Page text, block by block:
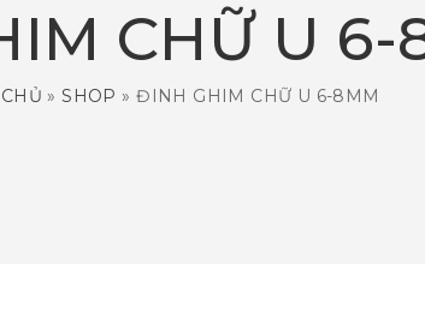
CHỮ U
»SHOP »ĐINH GHIM CHỮ U 6-8MM